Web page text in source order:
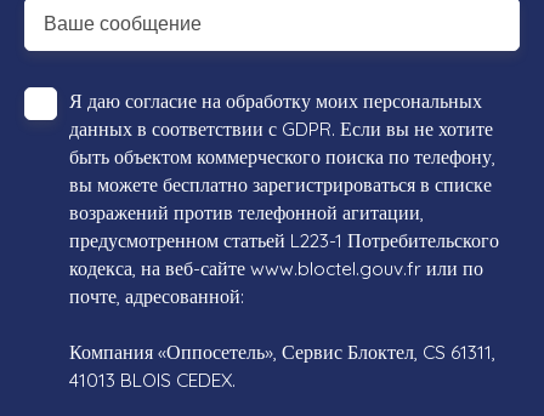
Ваше сообщение
Я даю согласие на обработку моих персональных
данных в соответствии с GDPR. Если вы не хотите
быть объектом коммерческого поиска по телефону,
вы можете бесплатно зарегистрироваться в списке
возражений против телефонной агитации,
предусмотренном статьей L223-1 Потребительского
кодекса, на веб-сайте www.bloctel.gouv.fr или по
почте, адресованной:
Компания «Оппосетель», Сервис Блоктел, CS 61311,
41013 BLOIS CEDEX.